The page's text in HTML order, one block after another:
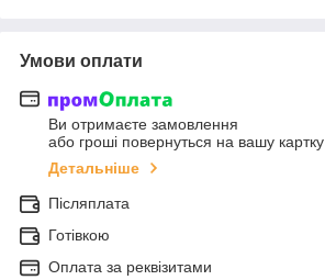
Умови оплати
Ви отримаєте замовлення
або гроші повернуться на вашу картку
Детальніше
Післяплата
Готівкою
Оплата за реквізитами